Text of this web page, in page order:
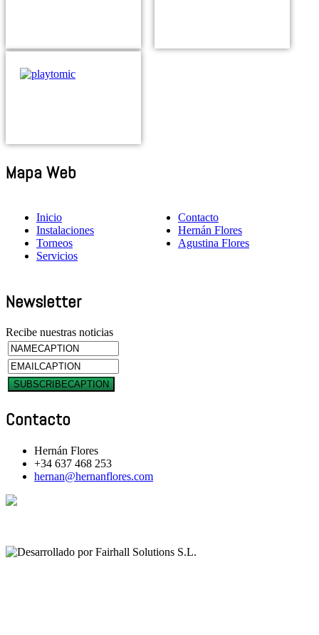
Mapa Web
Inicio
Instalaciones
Torneos
Servicios
Contacto
Hernán Flores
Agustina Flores
Newsletter
Recibe nuestras noticias
Contacto
Hernán Flores
+34 637 468 253
hernan@hernanflores.com